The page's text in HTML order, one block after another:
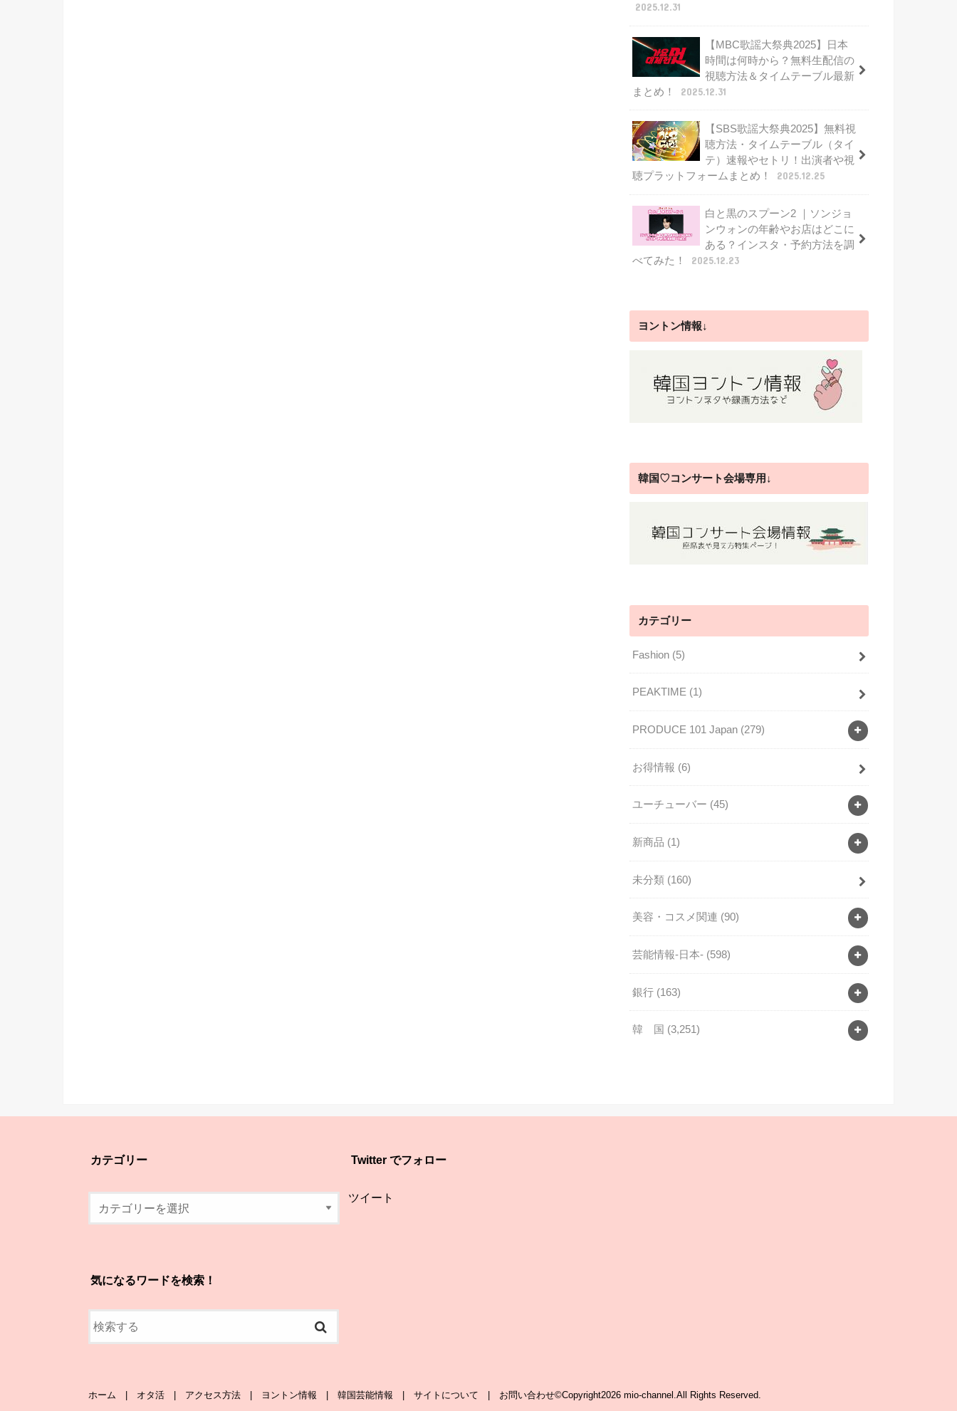
2025.12.31
【MBC歌謡大祭典2025】日本
時間は何時から？無料生配信の
視聴方法＆タイムテーブル最新
まとめ！
2025.12.31
【SBS歌謡大祭典2025】無料視
聴方法・タイムテーブル（タイ
テ）速報やセトリ！出演者や視
聴プラットフォームまとめ！
2025.12.25
白と黒のスプーン2 ｜ソンジョ
ンウォンの年齢やお店はどこに
ある？インスタ・予約方法を調
べてみた！
2025.12.23
ヨントン情報↓
韓国♡コンサート会場専用↓
カテゴリー
Fashion (5)
PEAKTIME (1)
PRODUCE 101 Japan (279)
お得情報 (6)
ユーチューバー (45)
新商品 (1)
未分類 (160)
美容・コスメ関連 (90)
芸能情報-日本- (598)
銀行 (163)
韓 国 (3,251)
カテゴリー
気になるワードを検索！
Twitter でフォロー
ツイート
ホーム オタ活 アクセス方法 ヨントン情報 韓国芸能情報 サイトについて お問い合わせ©Copyright2026 mio-channel .All Rights Reserved.